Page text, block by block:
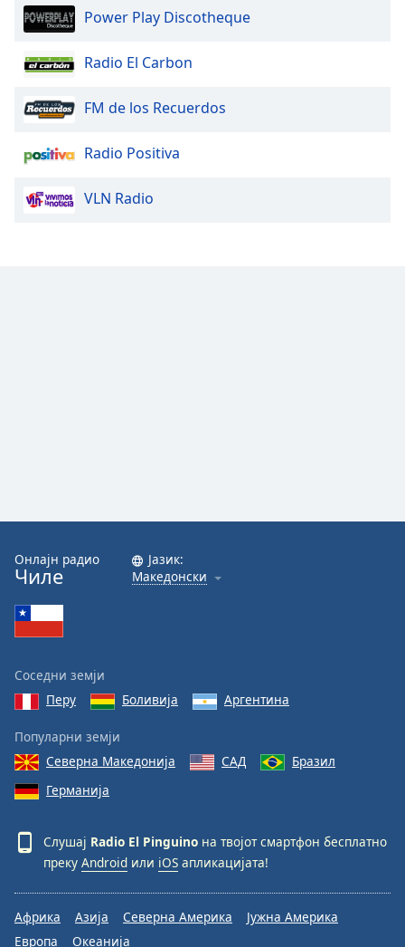
Power Play Discotheque
Radio El Carbon
FM de los Recuerdos
Radio Positiva
VLN Radio
Онлајн радио
Чиле
Јазик:
Македонски
Соседни земји
Перу
Боливија Аргентина
Популарни земји
Северна Македонија
САД
Бразил
Германија
Слушај Radio El Pinguino на твојот смартфон бесплатно
преку Android или iOS апликацијата!
Африка Азија Северна Америка
Јужна Америка
Европа
Океанија